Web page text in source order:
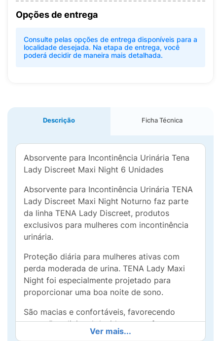
Opções de entrega
Consulte pelas opções de entrega disponíveis para a
localidade desejada. Na etapa de entrega, você
poderá decidir de maneira mais detalhada.
Descrição Ficha Técnica
Absorvente para Incontinência Urinária Tena
Lady Discreet Maxi Night 6 Unidades
Absorvente para Incontinência Urinária TENA
Lady Discreet Maxi Night Noturno faz parte
da linha TENA Lady Discreet, produtos
exclusivos para mulheres com incontinência
urinária.
Proteção diária para mulheres ativas com
perda moderada de urina. TENA Lady Maxi
Night foi especialmente projetado para
proporcionar uma boa noite de sono.
São macias e confortáveis, favorecendo
proteção adicional devido ao seu formato
específico: são mais largas na parte de trás
Ver mais...